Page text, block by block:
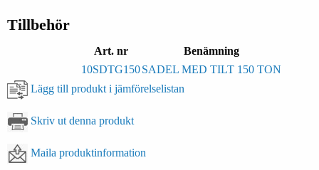
Tillbehör
Art. nr
Benämning
10SDTG150SADEL MED TILT 150 TON
Lägg till produkt i jämförelselistan
Skriv ut denna produkt
Maila produktinformation